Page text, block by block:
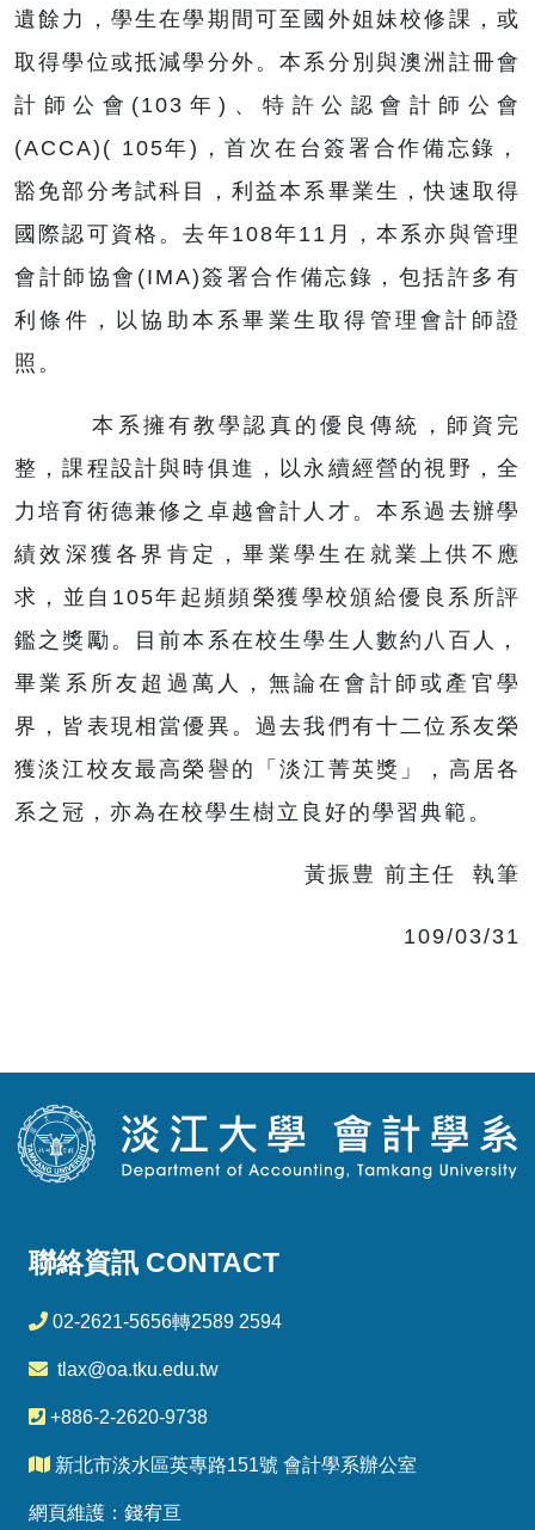
遺餘力，學生在學期間可至國外姐妹校修課，或
取得學位或抵減學分外。本系分別與澳洲註冊會
計師公會(103年)、特許公認會計師公會
(ACCA)( 105年)，首次在台簽署合作備忘錄，
豁免部分考試科目，利益本系畢業生，快速取得
國際認可資格。去年108年11月，本系亦與管理
會計師協會(IMA)簽署合作備忘錄，包括許多有
利條件，以協助本系畢業生取得管理會計師證
照。
本系擁有教學認真的優良傳統，師資完
整，課程設計與時俱進，以永續經營的視野，全
力培育術德兼修之卓越會計人才。本系過去辦學
績效深獲各界肯定，畢業學生在就業上供不應
求，並自105年起頻頻榮獲學校頒給優良系所評
鑑之獎勵。目前本系在校生學生人數約八百人，
畢業系所友超過萬人，無論在會計師或產官學
界，皆表現相當優異。過去我們有十二位系友榮
獲淡江校友最高榮譽的「淡江菁英獎」，高居各
系之冠，亦為在校學生樹立良好的學習典範。
黃振豊 前主任 執筆
109/03/31
聯絡資訊 CONTACT
02-2621-5656轉2589 2594
tlax@oa.tku.edu.tw
+886-2-2620-9738
新北市淡水區英專路151號 會計學系辦公室
網頁維護：錢宥亘